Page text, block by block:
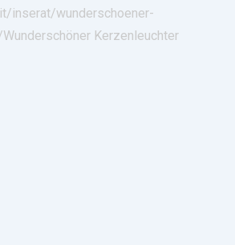
inserat/wunderschoener-
Wunderschöner Kerzenleuchter